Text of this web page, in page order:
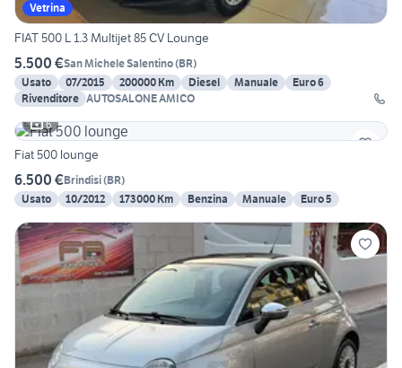
Vetrina
FIAT 500 L 1.3 Multijet 85 CV Lounge
5.500 €San Michele Salentino(BR)
Usato
07/2015 200000 Km Diesel Manuale
Euro 6
Rivenditore AUTOSALONE AMICO
6
Fiat 500 lounge
6.500 €Brindisi(BR)
Usato
10/2012 173000 Km Benzina Manuale Euro 5